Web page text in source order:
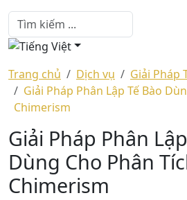
Trang chủ Dịch vụ
Giải Pháp
Giải Pháp Phân Lập Tế Bào
Chimerism
Giải Pháp Phân
Dùng Cho Phân
Chimerism